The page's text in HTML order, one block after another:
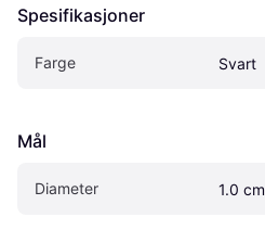
Spesifikasjoner
Farge Svart
Mål
Diameter 1.0 cm